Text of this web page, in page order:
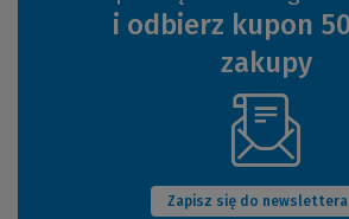
i odbierz kupon
zakupy
Zapisz się do newslettera
(Nowe
okno)